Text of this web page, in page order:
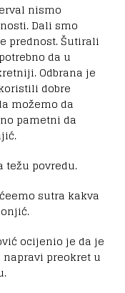
nismo
Dali smo
prednost. Šutirali
da u
Odbrana je
dobre
možemo da
pametni da
težu povredu.
sutra kakva
ocijenio je da je
preokret u